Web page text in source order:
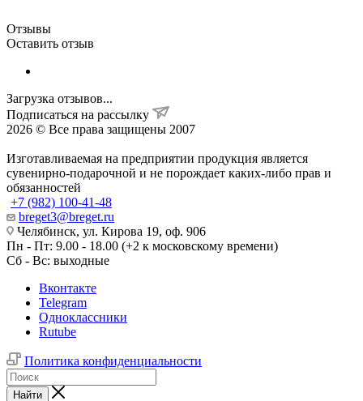
Отзывы
Оставить отзыв
Загрузка отзывов...
Подписаться на рассылку
2026 © Все права защищены 2007
Изготавливаемая на предприятии продукция является
сувенирно-подарочной и не порождает каких-либо прав и
обязанностей
+7 (982) 100-41-48
breget3@breget.ru
Челябинск, ул. Кирова 19, оф. 906
Пн - Пт: 9.00 - 18.00 (+2 к московскому времени)
Сб - Вс: выходные
Вконтакте
Telegram
Одноклассники
Rutube
Политика конфиденциальности
Найти